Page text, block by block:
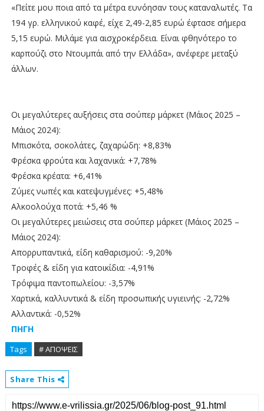
«Πείτε μου ποια από τα μέτρα ευνόησαν τους καταναλωτές. Τα
194 γρ. ελληνικού καφέ, είχε 2,49-2,85 ευρώ έφτασε σήμερα
5,15 ευρώ. Μιλάμε για αισχροκέρδεια. Είναι φθηνότερο το
καρπούζι στο Ντουμπάι από την Ελλάδα», ανέφερε μεταξύ
άλλων.
Οι μεγαλύτερες αυξήσεις στα σούπερ μάρκετ (Μάιος 2025 –
Μάιος 2024):
Μπισκότα, σοκολάτες, ζαχαρώδη: +8,83%
Φρέσκα φρούτα και λαχανικά: +7,78%
Φρέσκα κρέατα: +6,41%
Ζύμες νωπές και κατεψυγμένες: +5,48%
Αλκοολούχα ποτά: +5,46 %
Οι μεγαλύτερες μειώσεις στα σούπερ μάρκετ (Μάιος 2025 –
Μάιος 2024):
Απορρυπαντικά, είδη καθαρισμού: -9,20%
Τροφές & είδη για κατοικίδια: -4,91%
Τρόφιμα παντοπωλείου: -3,57%
Χαρτικά, καλλυντικά & είδη προσωπικής υγιεινής: -2,72%
Αλλαντικά: -0,52%
ΠΗΓΗ
Tags # ΑΠΟΨΕΙΣ
Share This